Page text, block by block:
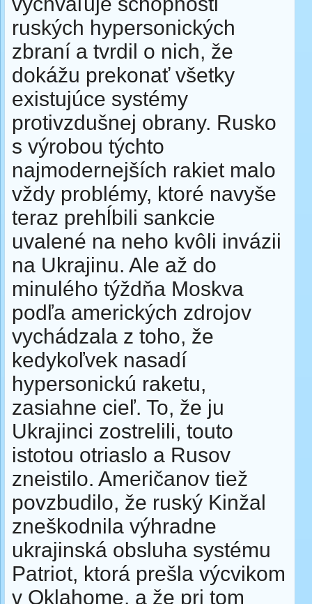
ruských hypersonických
zbraní a tvrdil o nich, že
dokážu prekonať všetky
existujúce systémy
protivzdušnej obrany. Rusko
s výrobou týchto
najmodernejších rakiet malo
vždy problémy, ktoré navyše
teraz prehĺbili sankcie
uvalené na neho kvôli invázii
na Ukrajinu. Ale až do
minulého týždňa Moskva
podľa amerických zdrojov
vychádzala z toho, že
kedykoľvek nasadí
hypersonickú raketu,
zasiahne cieľ. To, že ju
Ukrajinci zostrelili, touto
istotou otriaslo a Rusov
zneistilo. Američanov tiež
povzbudilo, že ruský Kinžal
zneškodnila výhradne
ukrajinská obsluha systému
Patriot, ktorá prešla výcvikom
v Oklahome, a že pri tom